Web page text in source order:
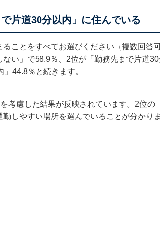
片道30分以内」に住んでいる
ことをすべてお選びください（複数回答
い」で58.9％、2位が「勤務先まで片道
44.8％と続きます。
考慮した結果が反映されています。2位の
しやすい場所を選んでいることが分かりま